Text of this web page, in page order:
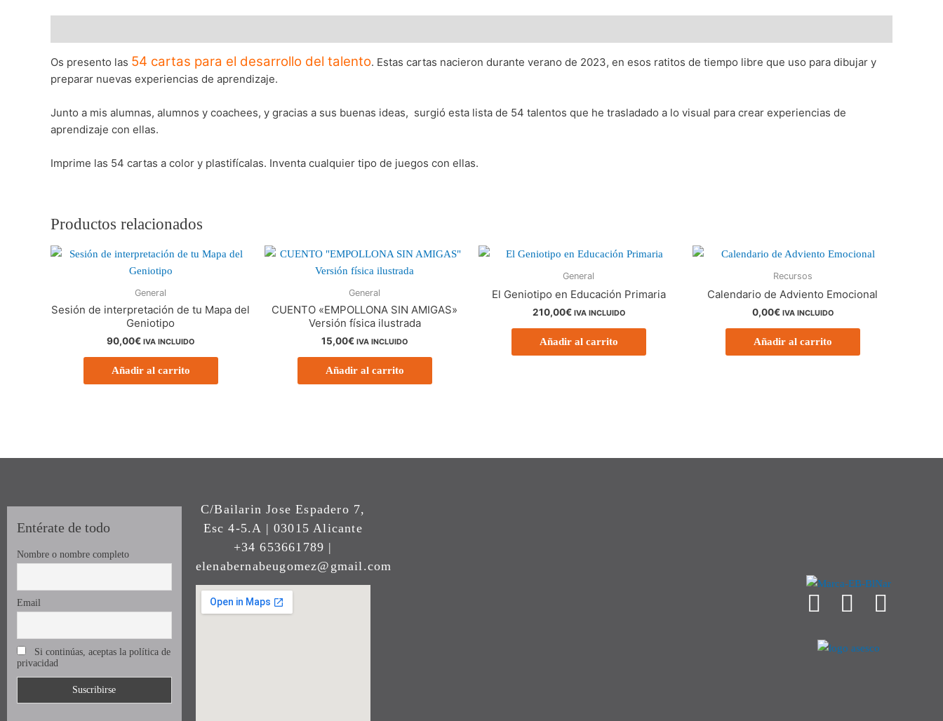
Os presento las 54 cartas para el desarrollo del talento. Estas cartas nacieron durante verano de 2023, en esos ratitos de tiempo libre que uso para dibujar y
preparar nuevas experiencias de aprendizaje.
Junto a mis alumnas, alumnos y coachees, y gracias a sus buenas ideas, surgió esta lista de 54 talentos que he trasladado a lo visual para crear experiencias de
aprendizaje con ellas.
Imprime las 54 cartas a color y plastifícalas. Inventa cualquier tipo de juegos con ellas.
Productos relacionados
General
Sesión de interpretación de tu Mapa del
Geniotipo
90,00€ IVA INCLUIDO
Añadir al carrito
General
CUENTO «EMPOLLONA SIN AMIGAS»
Versión física ilustrada
15,00€ IVA INCLUIDO
Añadir al carrito
General
El Geniotipo en Educación Primaria
210,00€ IVA INCLUIDO
Añadir al carrito
Recursos
Calendario de Adviento Emocional
0,00€ IVA INCLUIDO
Añadir al carrito
Entérate de todo
Nombre o nombre completo
Email
Si continúas, aceptas la política de
privacidad
C/Bailarin Jose Espadero 7,
Esc 4-5.A | 03015 Alicante
+34 653661789 |
elenabernabeugomez@gmail.com